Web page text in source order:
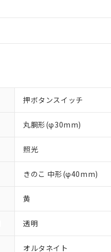
押ボタンスイッチ
丸胴形(φ30mm)
照光
きのこ 中形(φ40mm)
黄
透明
オルタネイト